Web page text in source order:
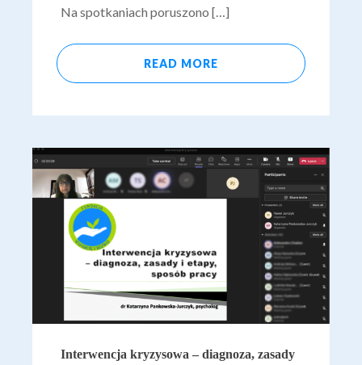
Na spotkaniach poruszono […]
READ MORE
Interwencja kryzysowa – diagnoza, zasady